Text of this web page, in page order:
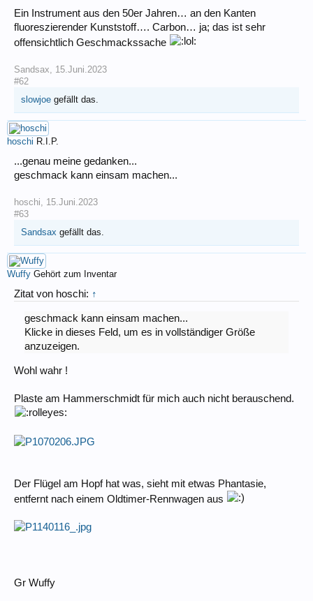
Ein Instrument aus den 50er Jahren… an den Kanten
fluoreszierender Kunststoff…. Carbon… ja; das ist sehr
offensichtlich Geschmackssache
Sandsax
15.Juni.2023
#62
slowjoe gefällt das.
hoschi R.I.P.
...genau meine gedanken...
geschmack kann einsam machen...
hoschi
15.Juni.2023
#63
Sandsax gefällt das.
Wuffy Gehört zum Inventar
Zitat von hoschi: ↑
geschmack kann einsam machen...
Klicke in dieses Feld, um es in vollständiger Größe
anzuzeigen.
Wohl wahr !
Plaste am Hammerschmidt für mich auch nicht berauschend.
Der Flügel am Hopf hat was, sieht mit etwas Phantasie,
entfernt nach einem Oldtimer-Rennwagen aus
Gr Wuffy